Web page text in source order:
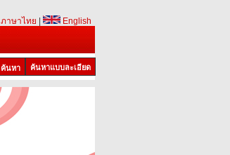
ภาษาไทย
English
ค้นหาแบบละเอียด